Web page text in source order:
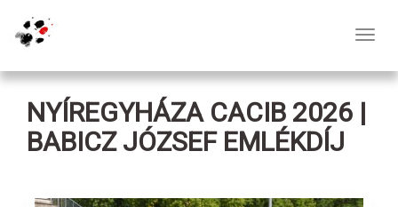
NYÍREGYHÁZA CACIB 2026 |
BABICZ JÓZSEF EMLÉKDÍJ